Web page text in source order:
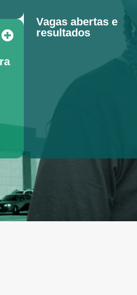
Vagas abertas e
resultados